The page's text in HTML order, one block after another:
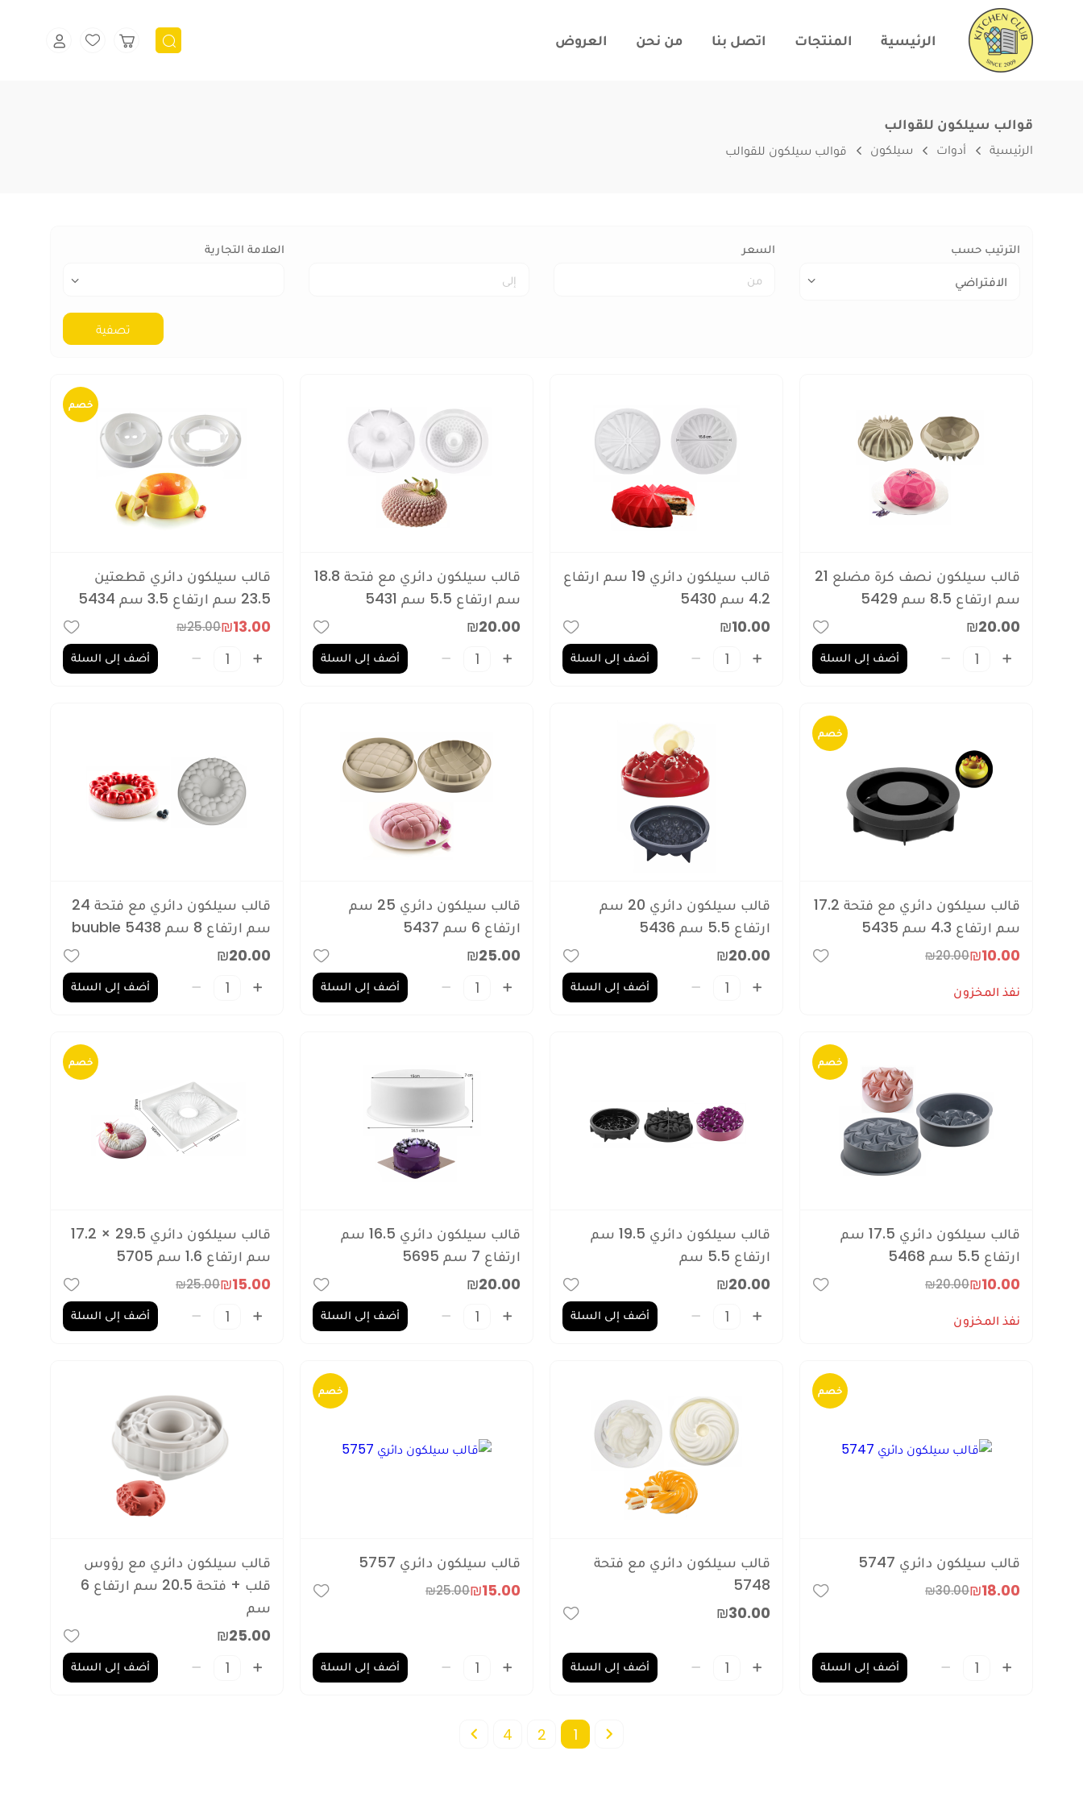
الرئيسية المنتجات اتصل بنا من نحن العروض
قوالب سيلكون للقوالب
الرئيسية أدوات سيلكون قوالب سيلكون للقوالب
الترتيب حسب
الافتراضي
السعر (من الأقل إلى الأعلى)
السعر (من الأعلى إلى الأقل)
التقييم (من الأقل إلى الأعلى)
التقييم (من الأعلى إلى الأقل)
السعر العلامة التجارية
تصفية
قالب سيلكون نصف كرة مضلع 21
سم ارتفاع 8.5 سم 5429
₪20.00
أضف إلى السلة
قالب سيلكون دائري 19 سم ارتفاع
4.2 سم 5430
₪10.00
أضف إلى السلة
قالب سيلكون دائري مع فتحة 18.8
سم ارتفاع 5.5 سم 5431
₪20.00
أضف إلى السلة
خصم
قالب سيلكون دائري قطعتين
23.5 سم ارتفاع 3.5 سم 5434
₪13.00
₪25.00
أضف إلى السلة
خصم
قالب سيلكون دائري مع فتحة 17.2
سم ارتفاع 4.3 سم 5435
₪10.00
₪20.00
نفذ المخزون
قالب سيلكون دائري 20 سم
ارتفاع 5.5 سم 5436
₪20.00
أضف إلى السلة
قالب سيلكون دائري 25 سم
ارتفاع 6 سم 5437
₪25.00
أضف إلى السلة
قالب سيلكون دائري مع فتحة 24
سم ارتفاع 8 سم 5438 buuble
₪20.00
أضف إلى السلة
خصم
قالب سيلكون دائري 17.5 سم
ارتفاع 5.5 سم 5468
₪10.00
₪20.00
نفذ المخزون
قالب سيلكون دائري 19.5 سم
ارتفاع 5.5 سم
₪20.00
أضف إلى السلة
قالب سيلكون دائري 16.5 سم
ارتفاع 7 سم 5695
₪20.00
أضف إلى السلة
خصم
قالب سيلكون دائري 29.5 × 17.2
سم ارتفاع 1.6 سم 5705
₪15.00
₪25.00
أضف إلى السلة
خصم
قالب سيلكون دائري 5747
₪18.00
₪30.00
أضف إلى السلة
قالب سيلكون دائري مع فتحة
5748
₪30.00
أضف إلى السلة
خصم
قالب سيلكون دائري 5757
₪15.00
₪25.00
أضف إلى السلة
قالب سيلكون دائري مع رؤوس
قلب + فتحة 20.5 سم ارتفاع 6
سم
₪25.00
أضف إلى السلة
1
2
4